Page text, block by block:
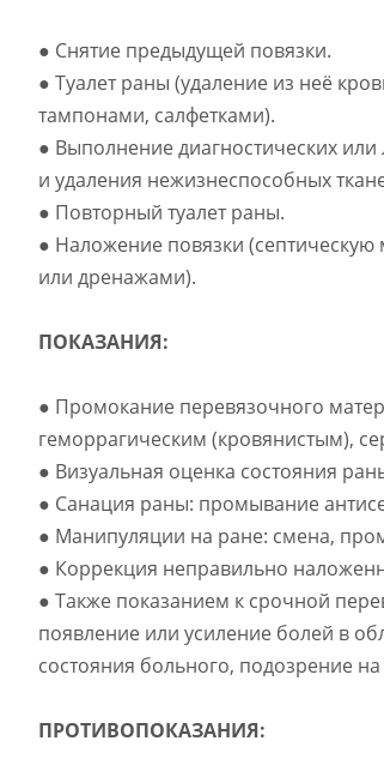
● Снятие предыдущей повязки.
● Туалет раны (удаление из неё
тампонами, салфетками).
● Выполнение диагностических
и удаления нежизнеспособных
● Повторный туалет раны.
● Наложение повязки
или дренажами).
ПОКАЗАНИЯ:
● Промокание перевязочного
геморрагическим (кровянистым),
● Визуальная оценка состояния
● Санация раны: промывание
● Манипуляции на ране: смена,
● Коррекция неправильно
● Также показанием к срочной
появление или усиление болей в
состояния больного, подозрение
ПРОТИВОПОКАЗАНИЯ: